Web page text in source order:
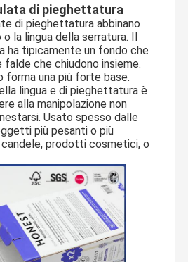
di carta
pieghevole
del coperchio a cerniera
cassetto
di pieghettatura
di pieghettatura abbinano
la lingua della serratura. Il
ha tipicamente un fondo che
che chiudono insieme.
forma una più forte base.
lingua e di pieghettatura è
alla manipolazione non
Usato spesso dalle
più pesanti o più
prodotti cosmetici, o
prezzi competitivi.
l'imballaggio sotto un tetto per
veloce e una qualità
di confezione per la
nostra catena di fornitura è Sedex
più elevati. Fabbrichiamo
della piantagione.
le vostre responsabilità, scelga
che fa anche.
dal mondo:
delle scatole di carta personali, tubi
nostri clienti provengono dai vari
dei contenitori e dei sacchi di carta